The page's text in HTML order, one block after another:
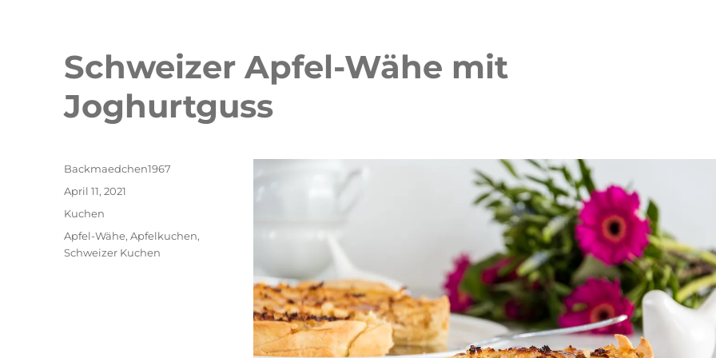
Schweizer Apfel-Wähe mit
Joghurtguss
Autor
Backmaedchen1967
Veröffentlicht
April 11, 2021
Kategorien
Kuchen
Schlagwörter
Apfel-Wähe,Apfelkuchen,
Schweizer Kuchen